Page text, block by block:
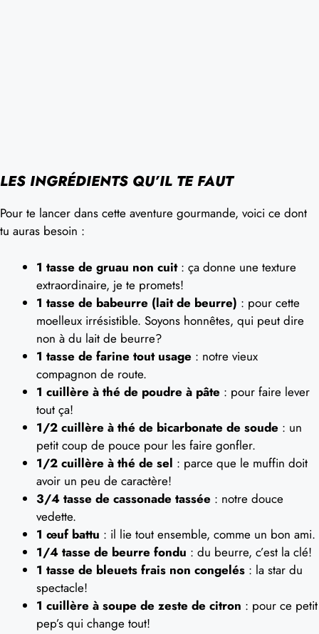
LES INGRÉDIENTS QU’IL TE FAUT
Pour te lancer dans cette aventure gourmande, voici ce dont
tu auras besoin :
1 tasse de gruau non cuit: ça donne une texture
extraordinaire, je te promets!
1 tasse de babeurre (lait de beurre) : pour cette
moelleux irrésistible. Soyons honnêtes, qui peut dire
non à du lait de beurre?
1 tasse de farine tout usage : notre vieux
compagnon de route.
1 cuillère à thé de poudre à pâte : pour faire lever
tout ça!
1/2 cuillère à thé de bicarbonate de soude : un
petit coup de pouce pour les faire gonfler.
1/2 cuillère à thé de sel : parce que le muffin doit
avoir un peu de caractère!
3/4 tasse de cassonade tassée : notre douce
vedette.
1 œuf battu : il lie tout ensemble, comme un bon ami.
1/4 tasse de beurre fondu : du beurre, c’est la clé!
1 tasse de bleuets frais non congelés : la star du
spectacle!
1 cuillère à soupe de zeste de citron : pour ce petit
pep’s qui change tout!